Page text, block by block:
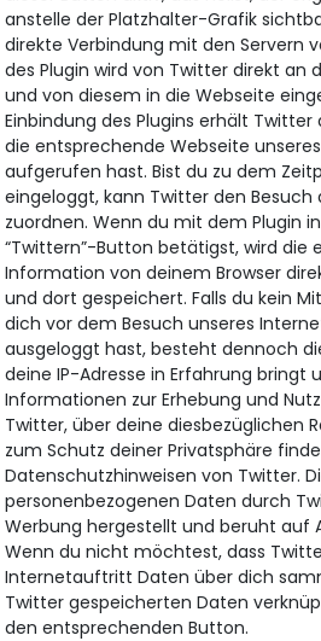
anstelle der Platzhalter-Grafik
direkte Verbindung mit den Servern
des Plugin wird von Twitter direkt an
und von diesem in die Webseite
Einbindung des Plugins erhält
die entsprechende Webseite
aufgerufen hast. Bist du zu dem
eingeloggt, kann Twitter den
zuordnen. Wenn du mit dem Plugin
“Twittern”-Button betätigst, wird die
Information von deinem Browser
und dort gespeichert. Falls du kein
dich vor dem Besuch unseres
ausgeloggt hast, besteht dennoch
deine IP-Adresse in Erfahrung bringt
Informationen zur Erhebung und
Twitter, über deine diesbezüglichen
zum Schutz deiner Privatsphäre
Datenschutzhinweisen von Twitter.
personenbezogenen Daten durch
Werbung hergestellt und beruht auf
Wenn du nicht möchtest, dass
Internetauftritt Daten über dich
Twitter gespeicherten Daten
den entsprechenden Button.